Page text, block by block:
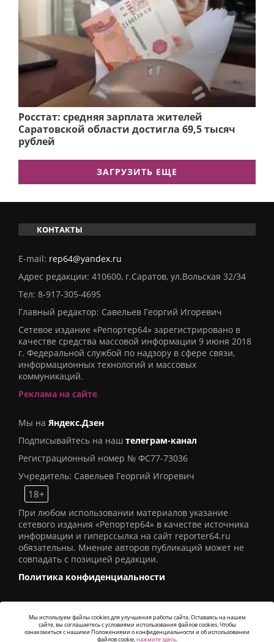
Росстат: средняя зарплата жителей
Саратовской области достигла 69,5 тысяч
рублей
ЗАГРУЗИТЬ ЕЩЕ
КОНТАКТЫ
E-mail: rep64@yandex.ru
Адрес редакции: 410600, г.Саратов, ул.Вольская 32/34
Тел: 8-917-305-4695
Главный редактор: Савельев Георгий Игоревич
Сетевое издание «Репортер64» зарегистрировано в
качестве средства массовой информации 9 июня 2018
г. Федеральной службой по надзору в сфере связи,
информационных технологий и массовых
коммуникаций.
Реклама на сайте
Мы на Яндекс.Дзен
Подписывайтесь на наш телеграм-канал
Регистрационный номер № ФС77-73036
Учредитель: Савельев Георгий Игоревич
18+
При любом использовании материалов указание
сетевого издания «Репортер64» в качестве источника
информации и гиперссылка на сайт reporter64.ru
обязательны. Мнение авторов публикаций может не
совпадать с позицией редакции.
Политика конфиденциальности
© 2016СИ «Репортер64». Все права защищены -
Мы используем файлы cookies для улучшения работы сайта. Оставаясь на нашем
сайте, вы соглашаетесь с условиями использования файлов cookies. Чтобы
ознакомиться с нашими Положениями о конфиденциальности и об использовании
файлов cookie,нажмите здесь.